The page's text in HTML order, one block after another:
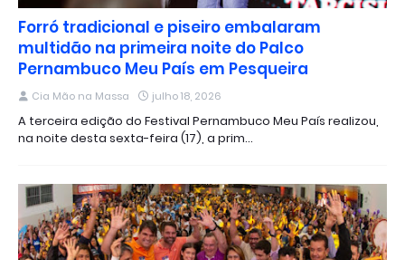
Forró tradicional e piseiro embalaram
multidão na primeira noite do Palco
Pernambuco Meu País em Pesqueira
Cia Mão na Massa julho 18, 2026
A terceira edição do Festival Pernambuco Meu País realizou,
na noite desta sexta-feira (17), a prim…